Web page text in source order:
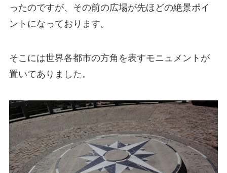
ったのですが、その前の広場が先ほどの絶景ポイ
ントになっております。
そこには世界各都市の方角を表すモニュメントが
置いてありました。